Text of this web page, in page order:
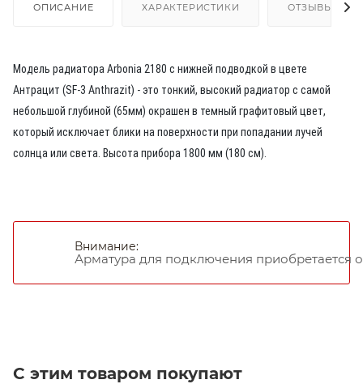
ОПИСАНИЕ ХАРАКТЕРИСТИКИ ОТЗЫВЫ
Модель радиатора Arbonia 2180 с нижней подводкой в цвете
Антрацит (SF-3 Anthrazit) - это тонкий, высокий радиатор с самой
небольшой глубиной (65мм) окрашен в темный графитовый цвет,
который исключает блики на поверхности при попадании лучей
солнца или света. Высота прибора 1800 мм (180 см).
Внимание:
Арматура для подключения приобретается
С этим товаром покупают